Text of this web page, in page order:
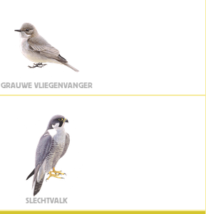
GRAUWE VLIEGENVANGER
SLECHTVALK